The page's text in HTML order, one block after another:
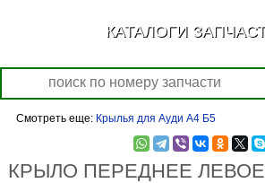
Смотреть еще: Крылья для Ауди А4 Б5
КРЫЛО ПЕРЕДНЕЕ
КАТАЛОГИ